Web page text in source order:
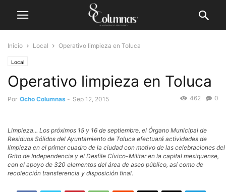
Inicio Local Operativo limpieza en Toluca
Local
Operativo limpieza en Toluca
Por Ocho Columnas - Sep 12, 2015 0
462
Limpieza... Los próximos 15 y 16 de septiembre, el Órgano Municipal de
Residuos Sólidos del Ayuntamiento de Toluca efectuará actividades de
limpieza en el primer cuadro de la ciudad con motivo de las celebraciones del
Grito de Independencia y el Desfile Cívico-Militar en la capital mexiquense,
con el apoyo de 320 elementos del área de aseo público, así como de
recolección transferencia y disposición final.